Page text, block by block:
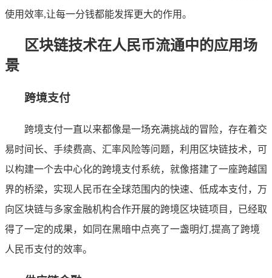
使用效率,让每一分钱都能发挥更大的作用。
区块链技术在人民币流通中的应用场
景
跨境支付
跨境支付一直以来都像是一场充满挑战的冒险，存在着交
易时间长、手续费高、汇率风险等问题，利用区块链技术，可
以构建一个去中心化的跨境支付系统，就像搭建了一座跨越国
界的桥梁，实现人民币在全球范围内的快速、低成本支付，万
向区块链与多家金融机构合作开展的跨境区块链项目，已经取
得了一定的成果，如同在黑暗中点亮了一盏明灯,提高了跨境
人民币支付的效率。